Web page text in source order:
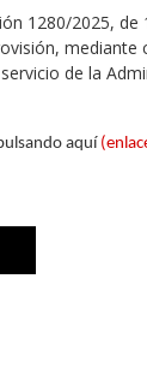
1280/2025,
de la
aquí (